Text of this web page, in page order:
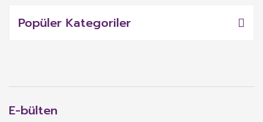
Popüler Kategoriler
E-bülten